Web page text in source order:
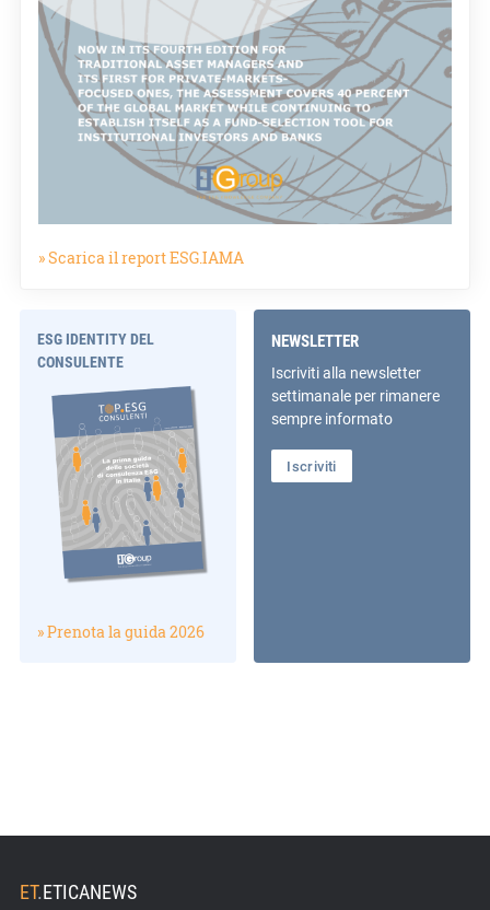
» Scarica il report ESG.IAMA
ESG IDENTITY DEL
CONSULENTE
» Prenota la guida 2026
NEWSLETTER
Iscriviti alla newsletter
settimanale per rimanere
sempre informato
Iscriviti
ET.ETICANEWS